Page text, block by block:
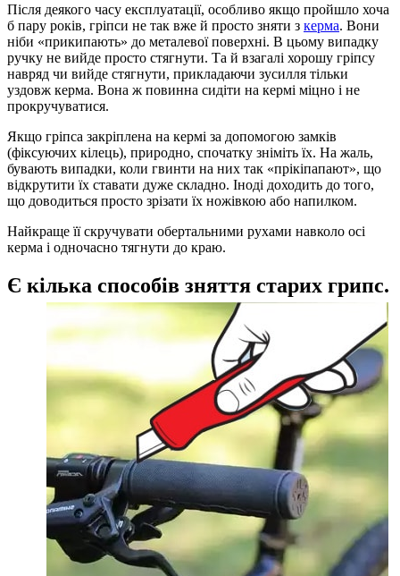
Після деякого часу експлуатації, особливо якщо пройшло хоча
б пару років, гріпси не так вже й просто зняти з керма. Вони
ніби «прикипають» до металевої поверхні. В цьому випадку
ручку не вийде просто стягнути. Та й взагалі хорошу гріпсу
навряд чи вийде стягнути, прикладаючи зусилля тільки
уздовж керма. Вона ж повинна сидіти на кермі міцно і не
прокручуватися.
Якщо гріпса закріплена на кермі за допомогою замків
(фіксуючих кілець), природно, спочатку зніміть їх. На жаль,
бувають випадки, коли гвинти на них так «прікіпапают», що
відкрутити їх ставати дуже складно. Іноді доходить до того,
що доводиться просто зрізати їх ножівкою або напилком.
Найкраще її скручувати обертальними рухами навколо осі
керма і одночасно тягнути до краю.
Є кілька способів зняття старих грипс.